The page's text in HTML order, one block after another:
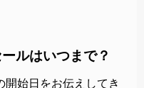
ルはいつまで？
始日をお伝えしてき